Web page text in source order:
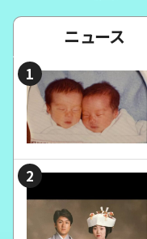
ニュース